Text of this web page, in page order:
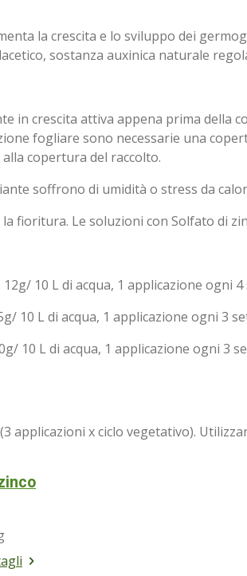
la crescita e lo sviluppo dei
sostanza auxinica naturale
in crescita attiva appena prima
fogliare sono necessarie una
copertura del raccolto.
soffrono di umidità o stress da
fioritura. Le soluzioni con Solfato di
12g/ 10 L di acqua, 1 applicazione
. .25g/ 10 L di acqua, 1 applicazione ogni
. . 30g/ 10 L di acqua, 1 applicazione
applicazioni x ciclo vegetativo).